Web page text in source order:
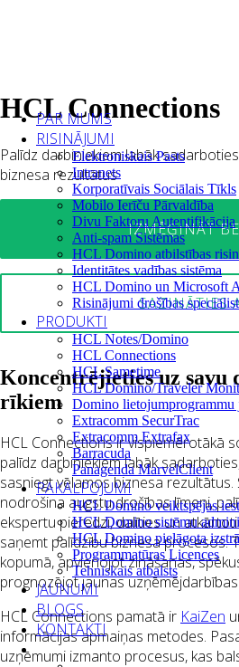
PAR MUMS
RISINĀJUMI
Elektroniskais Pasts
Intranets
Korporatīvais Sociālais Tīkls
Mobilo Ierīču Pārvaldība
Divu Faktoru Autentifikācija
Anti-spam Sistēmas
HCL Domino atbilstības
Identitātes vadības sistēma
HCL Domino un Microsoft
Risinājumi drošības
PRODUKTI
HCL Notes/Domino
HCL Connections
HCL Sametime
HCL Domino/Traveler
Domino lietojumprogrammu
Extracomm SecurTrac
Extracomm Extrafax
Barracuda
Panagenda MarvelClient
PAKALPOJUMI
HCL Domino veiktspējas
HCL Domino sistēmu
HCL Domino pielāgota
Programmatūras Licences
Tehniskais atbalsts
JAUNUMI
BLOGS
KONTAKTI
HCL Connections
Palīdz darbiniekiem labāk
biznesa rezultātus
IZMĒĢINĀT
SAZINĀTIES
Koncentrējieties uz savu
rīkiem
HCL Connections ir vispiemērotākā
palīdz darbiniekiem labāk
sasniegt vēlamos biznesa
nodrošina augstu drošības līmeni,
ekspertu pieredzi, dalīties un
saņemt palīdzību biznesa procesos.
kopumā, apvienojot zināšanas,
prognozējot jaunas
HCL Connections pamatā ir KaiZen
informācijas apmaiņas metodes.
uzņēmumi izmanto procesus, kas